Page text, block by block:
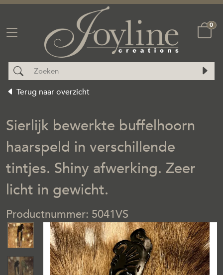
0
Terug naar overzicht
Sierlijk bewerkte buffelhoorn
haarspeld in verschillende
tintjes. Shiny afwerking. Zeer
licht in gewicht.